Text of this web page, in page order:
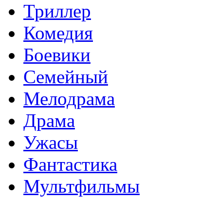
Триллер
Комедия
Боевики
Семейный
Мелодрама
Драма
Ужасы
Фантастика
Мультфильмы